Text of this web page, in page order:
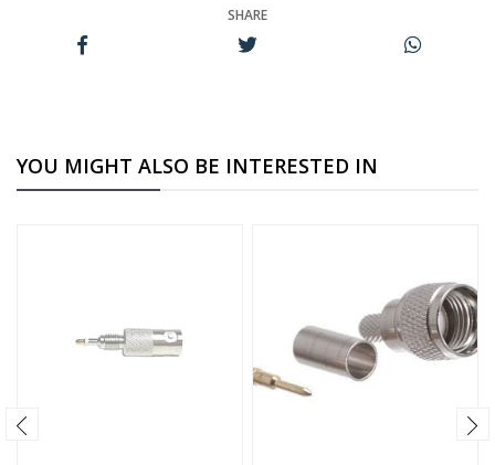
SHARE
YOU MIGHT ALSO BE INTERESTED IN